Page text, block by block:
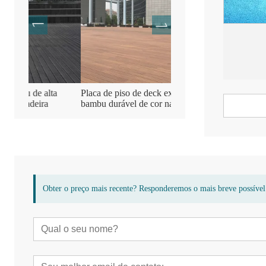
Placa de piso de deck externo de
bambu durável de cor natural
Piso de deck de terraço
Obter o preço mais recente? Responderemos o mais breve